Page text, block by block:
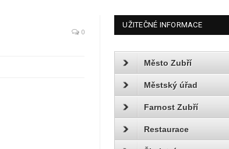
0
UŽITEČNÉ INFORMACE
Město Zubří
Městský úřad
Farnost Zubří
Restaurace